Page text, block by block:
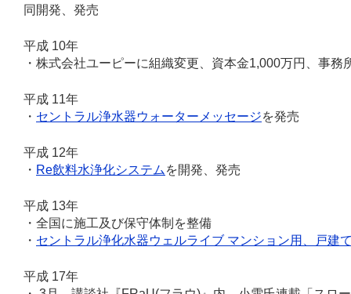
同開発、発売
平成 10年
・株式会社ユーピーに組織変更、資本金1,000万円、事
平成 11年
・ セントラル浄水器ウォーターメッセージを発売
平成 12年
・ Re飲料水浄化システム を開発、発売
平成 13年
・全国に施工及び保守体制を整備
・ セントラル浄化水器ウェルライブ マンション用、戸建
平成 17年